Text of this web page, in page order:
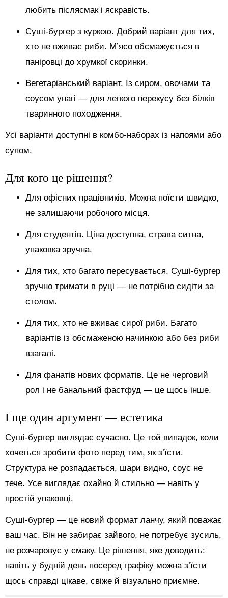
любить післясмак і яскравість.
Суші-бургер з куркою. Добрий варіант для тих,
хто не вживає риби. М’ясо обсмажується в
паніровці до хрумкої скоринки.
Вегетаріанський варіант. Із сиром, овочами та
соусом унагі — для легкого перекусу без білків
тваринного походження.
Усі варіанти доступні в комбо-наборах із напоями або
супом.
Для кого це рішення?
Для офісних працівників. Можна поїсти швидко,
не залишаючи робочого місця.
Для студентів. Ціна доступна, страва ситна,
упаковка зручна.
Для тих, хто багато пересувається. Суші-бургер
зручно тримати в руці — не потрібно сидіти за
столом.
Для тих, хто не вживає сирої риби. Багато
варіантів із обсмаженою начинкою або без риби
взагалі.
Для фанатів нових форматів. Це не черговий
рол і не банальний фастфуд — це щось інше.
І ще один аргумент — естетика
Суші-бургер виглядає сучасно. Це той випадок, коли
хочеться зробити фото перед тим, як з’їсти.
Структура не розпадається, шари видно, соус не
тече. Усе виглядає охайно й стильно — навіть у
простій упаковці.
Суші-бургер — це новий формат ланчу, який поважає
ваш час. Він не забирає зайвого, не потребує зусиль,
не розчаровує у смаку. Це рішення, яке доводить:
навіть у будній день посеред графіку можна з’їсти
щось справді цікаве, свіже й візуально приємне.